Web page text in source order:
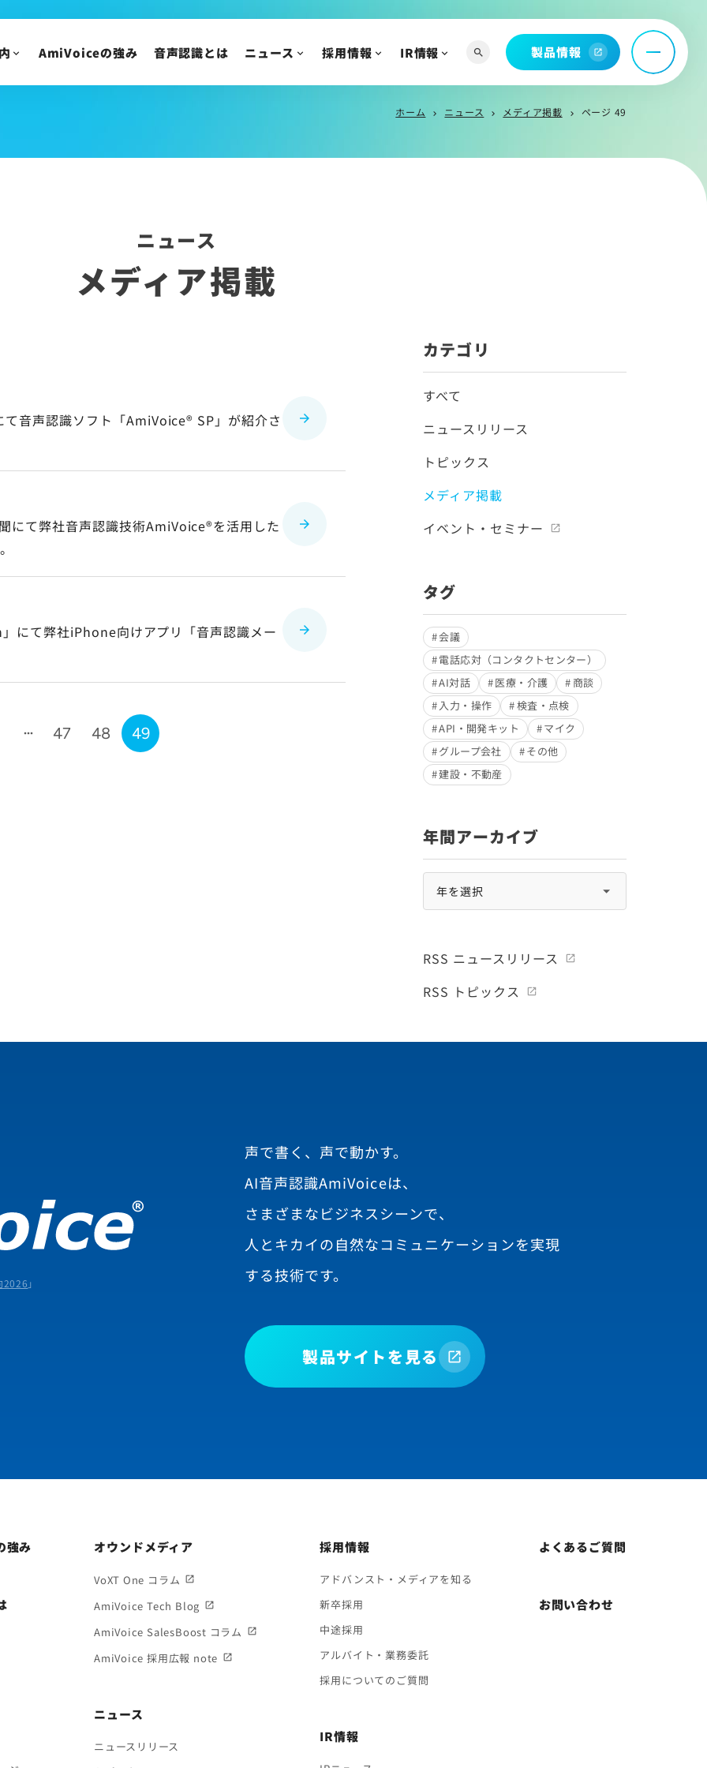
採用広報 note
アルバイト・業務委託
採用についてのご質問
IRカレンダー
AmiVoiceの強み 音声認識とは ニュース 採用情報 IR情報 search 製品情報 open_in_new
ホーム chevron_right ニュース chevron_right メディア掲載 chevron_right ページ 49
ニュース
メディア掲載
音声認識ソフト「AmiVoice® SP 」が紹介さ
にて弊社音声認識技術AmiVoice®を活用した
にて弊社iPhone向けアプリ「音声認識メー
47 48 49
カテゴリ
すべて
ニュースリリース
トピックス
メディア掲載
イベント・セミナー
タグ
会議
電話応対（コンタクトセンター）
AI対話
医療・介護
商談
入力・操作
検査・点検
API・開発キット
マイク
グループ会社
その他
建設・不動産
年間アーカイブ
RSS ニュースリリース
RSS トピックス
2026 」
声で書く、声で動かす。
AI音声認識AmiVoiceは、
さまざまなビジネスシーンで、
人とキカイの自然なコミュニケーションを実現
する技術です。
製品サイトを見る
強み オウンドメディア
VoXT One コラム
AmiVoice Tech Blog
AmiVoice SalesBoost コラム
AmiVoice 採用広報 note
ニュース
ニュースリリース
採用情報
アドバンスト・メディアを知る
新卒採用
中途採用
アルバイト・業務委託
採用についてのご質問
IR情報
よくあるご質問
お問い合わせ